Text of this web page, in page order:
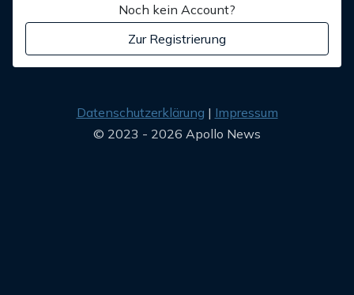
Noch kein Account?
Zur Registrierung
Datenschutzerklärung
Impressum
© 2023 - 2026 Apollo News